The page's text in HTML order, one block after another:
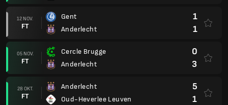
12 NOV.
FT
Gent
Anderlecht
1
1
05 NOV.
FT
Cercle Brugge
Anderlecht
0
3
28 OKT.
FT
Anderlecht
Oud-Heverlee Leuven
5
1